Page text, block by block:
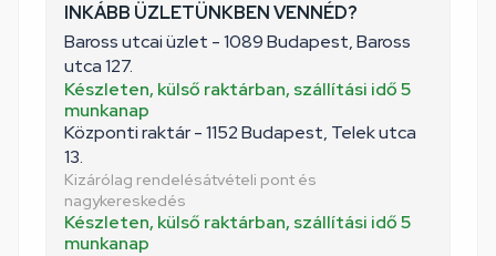
INKÁBB ÜZLETÜNKBEN VENNÉD?
Baross utcai üzlet - 1089 Budapest, Baross
utca 127.
Készleten, külső raktárban, szállítási idő 5
munkanap
Központi raktár - 1152 Budapest, Telek utca
13.
Kizárólag rendelésátvételi pont és
nagykereskedés
Készleten, külső raktárban, szállítási idő 5
munkanap